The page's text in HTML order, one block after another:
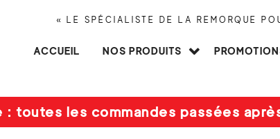
« LE SPÉCIALISTE DE LA REMORQUE
ACCUEIL NOS PRODUITS
: toutes les commandes passées